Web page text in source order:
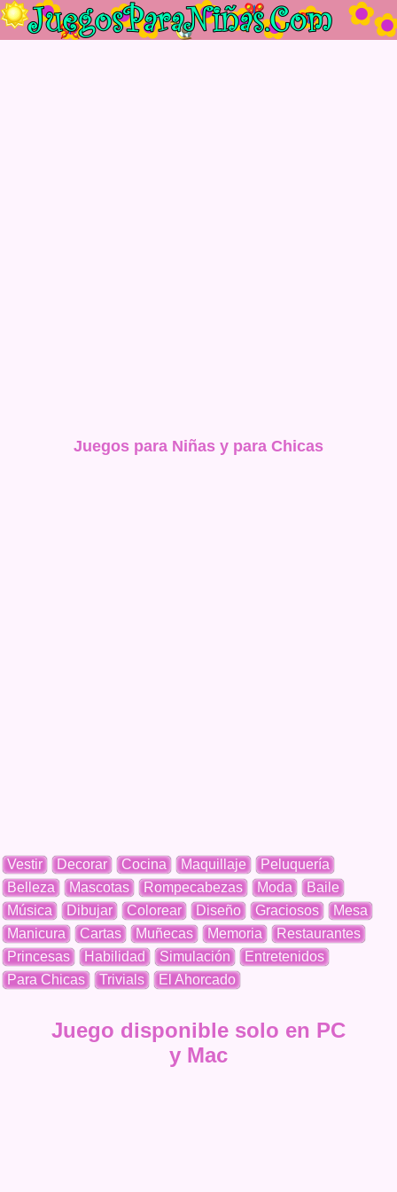
Juegos para Niñas y para Chicas
Vestir Decorar Cocina Maquillaje
Peluquería
Belleza
Mascotas Rompecabezas Moda
Baile
Música
Dibujar Colorear Diseño Graciosos
Mesa
Manicura
Cartas Muñecas Memoria
Restaurantes
Princesas
Habilidad Simulación
Entretenidos
Para Chicas
Trivials El Ahorcado
Juego disponible solo en PC
y Mac